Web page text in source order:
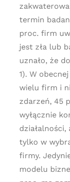
termin
proc. firm
jest zła lub
uznało, że
1). W
wielu firm i
zdarzeń, 45
wyłącznie
tylko w
firmy.
modelu